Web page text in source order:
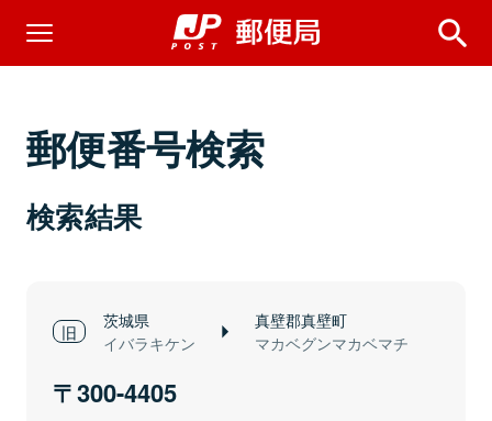
郵便番号検索
検索結果
茨城県
イバラキケン
真壁郡真壁町
マカベグンマカベマチ
300-4405